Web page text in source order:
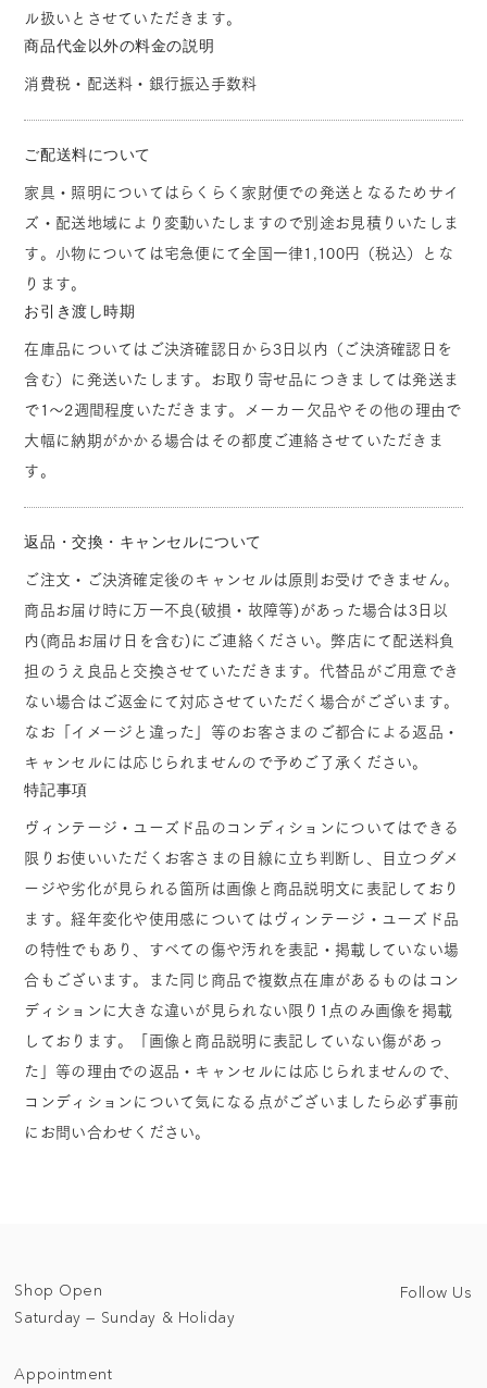
ル扱いとさせていただきます。
商品代金以外の料金の説明
消費税・配送料・銀行振込手数料
ご配送料について
家具・照明についてはらくらく家財便での発送となるためサイ
ズ・配送地域により変動いたしますので別途お見積りいたしま
す。小物については宅急便にて全国一律1,100円（税込）とな
ります。
お引き渡し時期
在庫品についてはご決済確認日から3日以内（ご決済確認日を
含む）に発送いたします。お取り寄せ品につきましては発送ま
で1～2週間程度いただきます。メーカー欠品やその他の理由で
大幅に納期がかかる場合はその都度ご連絡させていただきま
す。
返品・交換・キャンセルについて
ご注文・ご決済確定後のキャンセルは原則お受けできません。
商品お届け時に万一不良(破損・故障等)があった場合は3日以
内(商品お届け日を含む)にご連絡ください。弊店にて配送料負
担のうえ良品と交換させていただきます。代替品がご用意でき
ない場合はご返金にて対応させていただく場合がございます。
なお「イメージと違った」等のお客さまのご都合による返品・
キャンセルには応じられませんので予めご了承ください。
特記事項
ヴィンテージ・ユーズド品のコンディションについてはできる
限りお使いいただくお客さまの目線に立ち判断し、目立つダメ
ージや劣化が見られる箇所は画像と商品説明文に表記しており
ます。経年変化や使用感についてはヴィンテージ・ユーズド品
の特性でもあり、すべての傷や汚れを表記・掲載していない場
合もございます。また同じ商品で複数点在庫があるものはコン
ディションに大きな違いが見られない限り1点のみ画像を掲載
しております。「画像と商品説明に表記していない傷があっ
た」等の理由での返品・キャンセルには応じられませんので、
コンディションについて気になる点がございましたら必ず事前
にお問い合わせください。
Shop Open
Saturday — Sunday & Holiday
Appointment
Follow Us